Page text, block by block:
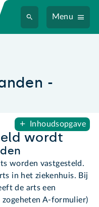
Menu
-
Inhoudsopgave
wordt
worden vastgesteld.
in het ziekenhuis. Bij
de arts een
A-formulier)